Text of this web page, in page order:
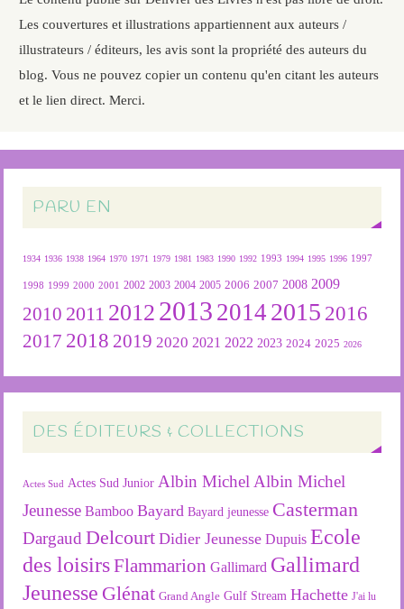
Les couvertures et illustrations appartiennent aux auteurs /
illustrateurs / éditeurs, les avis sont la propriété des auteurs du
blog. Vous ne pouvez copier un contenu qu'en citant les auteurs
et le lien direct. Merci.
PARU EN
1934 1936 1938 1964 1970 1971 1979 1981 1983 1990 1992 1993 1994 1995 1996 1997
1998 1999 2000 2001 2002 2003 2004 2005 2006 2007 2008 2009
2010 2011 2012 2013 2014 2015 2016
2017 2018 2019 2020 2021 2022 2023 2024 2025 2026
DES ÉDITEURS & COLLECTIONS
Actes Sud Actes Sud Junior Albin Michel Albin Michel
Jeunesse Bamboo Bayard Bayard jeunesse Casterman
Dargaud Delcourt Didier Jeunesse Dupuis Ecole
des loisirsFlammarion Gallimard Gallimard
Jeunesse Glénat Grand Angle Gulf Stream Hachette J'ai lu